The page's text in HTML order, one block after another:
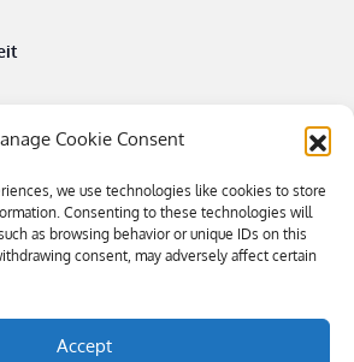
Cookie Consent
we use technologies like cookies to store
Consenting to these technologies will
as browsing behavior or unique IDs on this
consent, may adversely affect certain
Accept
– kühle Pfoten an heißen Tagen
– Kommen auf Ruf Teil 3